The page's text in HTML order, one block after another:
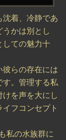
着、冷静であ
かは別とし
しての魅力十
らの存在には
す。管理する私
を声を大にし
フコンセプト
私の水族群に